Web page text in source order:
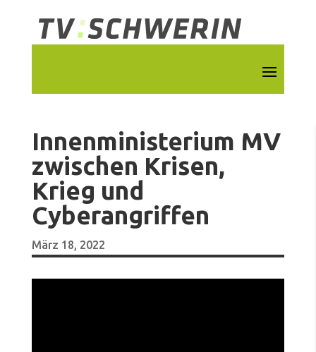
Innenministerium MV
zwischen Krisen,
Krieg und
Cyberangriffen
März 18, 2022